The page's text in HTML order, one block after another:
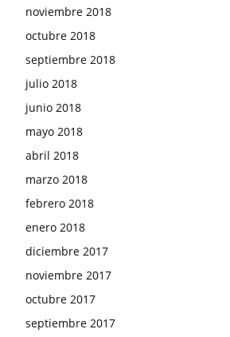
noviembre 2018
octubre 2018
septiembre 2018
julio 2018
junio 2018
mayo 2018
abril 2018
marzo 2018
febrero 2018
enero 2018
diciembre 2017
noviembre 2017
octubre 2017
septiembre 2017